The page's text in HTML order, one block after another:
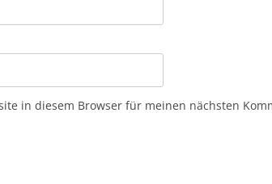
in diesem Browser für meinen nächsten